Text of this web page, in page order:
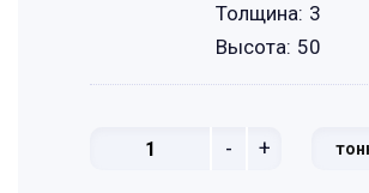
- +
Толщина: 3
Высота: 50